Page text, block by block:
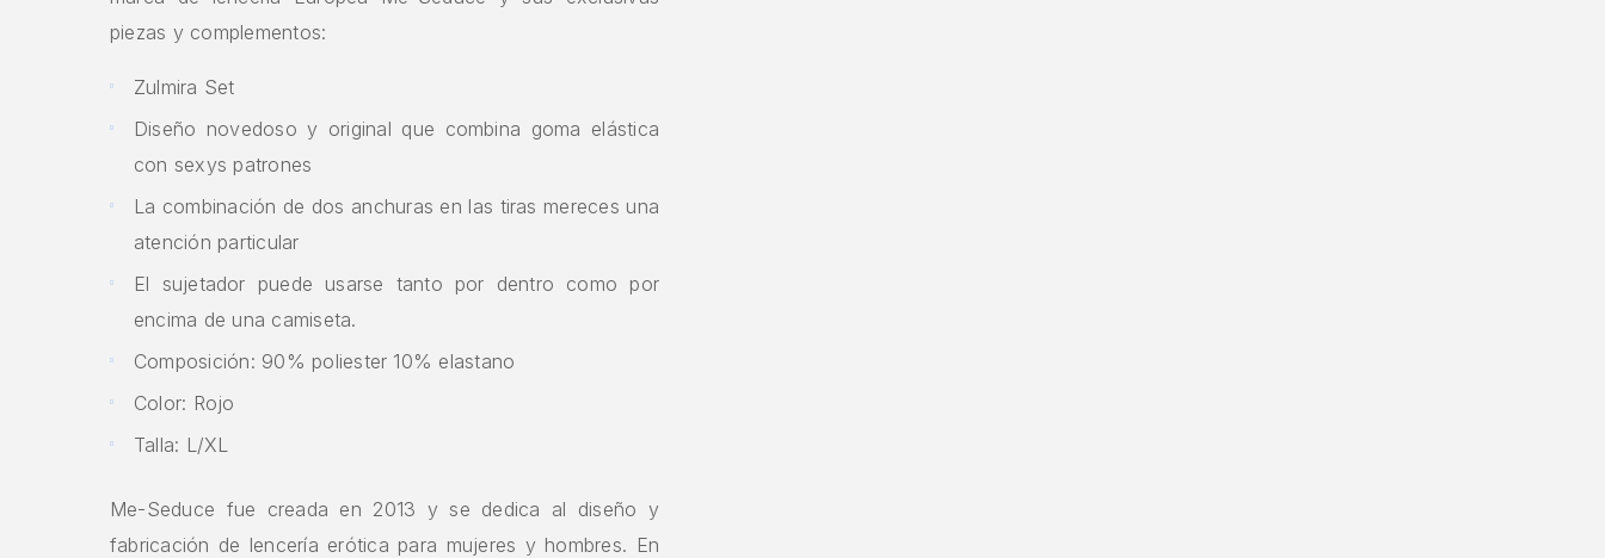
piezas y complementos:
Zulmira Set
Diseño novedoso y original que combina goma elástica
con sexys patrones
La combinación de dos anchuras en las tiras mereces una
atención particular
El sujetador puede usarse tanto por dentro como por
encima de una camiseta.
Composición: 90% poliester 10% elastano
Color: Rojo
Talla: L/XL
Me-Seduce fue creada en 2013 y se dedica al diseño y
fabricación de lencería erótica para mujeres y hombres. En